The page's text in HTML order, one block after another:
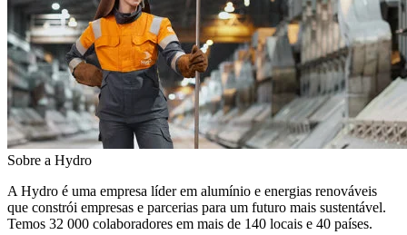
Sobre a Hydro
A Hydro é uma empresa líder em alumínio e energias renováveis
que constrói empresas e parcerias para um futuro mais sustentável.
Temos 32 000 colaboradores em mais de 140 locais e 40 países.